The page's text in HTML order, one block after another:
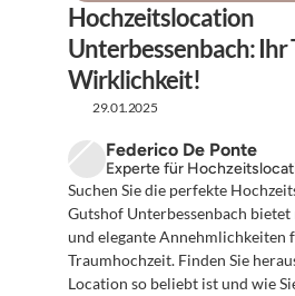
Hochzeitslocation
Unterbessenbach: Ihr
Wirklichkeit!
29.01.2025
Federico De Ponte
Experte für
Suchen Sie die perfekte
Gutshof Unterbessenbach
und elegante Annehmlichkeiten
Traumhochzeit. Finden Sie
Location so beliebt ist und wie